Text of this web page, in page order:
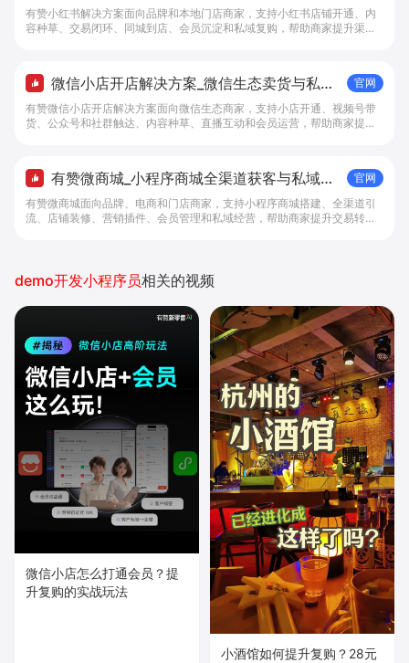
化工具 - 做生意, 找有赞
有赞小红书解决方案面向品牌和本地门店商家，支持小红书店铺开通、内
容种草、交易闭环、同城到店、会员沉淀和私域复购，帮助商家提升渠道
微信小店开店解决方案_微信生态卖货与私域
经营 - 做生意, 找有赞
官网
有赞微信小店开店解决方案面向微信生态商家，支持小店开通、视频号带
货、公众号和社群触达、内容种草、直播互动和会员运营，帮助商家提升
有赞微商城_小程序商城全渠道获客与私域复
购工具 - 做生意, 找有赞
官网
有赞微商城面向品牌、电商和门店商家，支持小程序商城搭建、全渠道引
流、店铺装修、营销插件、会员管理和私域经营，帮助商家提升交易转化
demo开发小程序员相关的视频
微信小店怎么打通会员？提
升复购的实战玩法
小酒馆如何提升复购？28元